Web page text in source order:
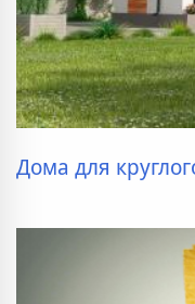
Дома для